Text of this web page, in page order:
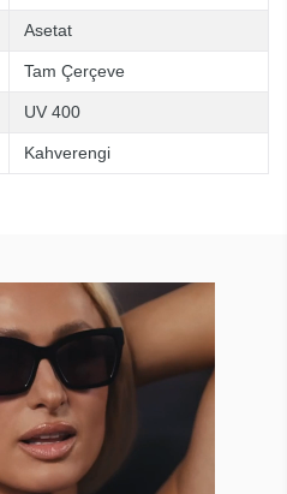
Asetat
Tam Çerçeve
UV 400
Kahverengi